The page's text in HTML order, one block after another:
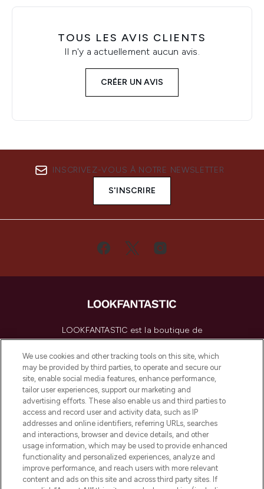
TOUS LES AVIS CLIENTS
Il n'y a actuellement aucun avis.
CRÉER UN AVIS
INSCRIVEZ-VOUS À NOTRE NEWSLETTER
S'INSCRIRE
LOOKFANTASTIC est la boutique de
beauté incontournable en Europe,
proposant les meilleurs produits de soins
de la peau, des cheveux et de maquillage
de plus de 200 marques prestigieuses.
Faites vos achats en ligne ou via
l’application, avec la livraison offerte dès
55€ d'achat.
Consentement aux cookies
Do Not Sell or Share My Personal
Information
We use cookies and other tracking tools on this site, which
may be provided by third parties, to operate and secure our
site, enable social media features, enhance performance,
tailor user experiences, support our marketing and
advertising efforts. These also enable us and third parties to
access and record user and activity data, such as IP
addresses and online identifiers, referring URLs, searches
and interactions, browser and device details, and other
usage information, which may be used to provide enhanced
functionality and personalized experiences, analyze and
improve performance, and reach users with more relevant
content and ads on this site and across third party sites. If